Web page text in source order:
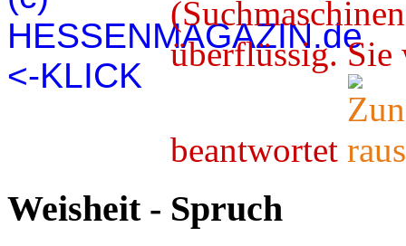
überflüssig.
beantwortet
Weisheit - Spruch